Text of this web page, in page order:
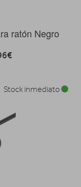
ratón Negro
Stock inmediato